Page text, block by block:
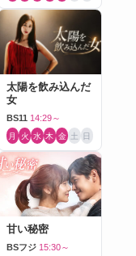
太陽を飲み込んだ
女
BS11 14:29～
月 火 水 木 金 土 日
甘い秘密
BSフジ 15:30～